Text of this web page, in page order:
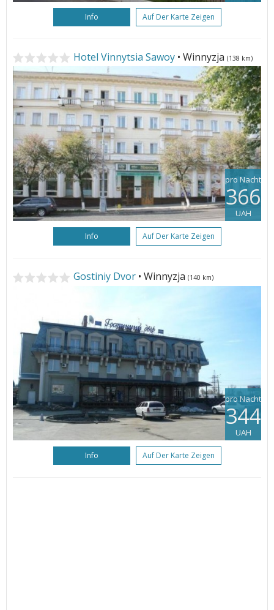
Info Auf Der Karte Zeigen
Hotel Vinnytsia Sawoy • Winnyzja (138 km)
pro Nacht
366
UAH
Info Auf Der Karte Zeigen
Gostiniy Dvor • Winnyzja (140 km)
pro Nacht
344
UAH
Info Auf Der Karte Zeigen